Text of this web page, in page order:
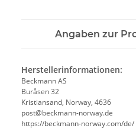
Angaben zur
Herstellerinformationen:
Beckmann AS
Buråsen 32
Kristiansand, Norway, 4636
post@beckmann-norway.de
https://beckmann-norway.com/de/